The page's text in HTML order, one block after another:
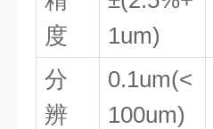
度
1um)
分
辨
0.1um(<
100um)